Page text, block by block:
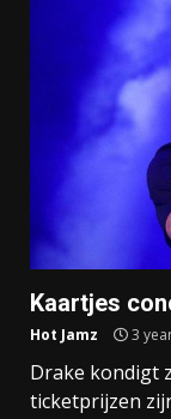
Kaartjes
Hot Jamz 3
Drake kondigt
ticketprijzen